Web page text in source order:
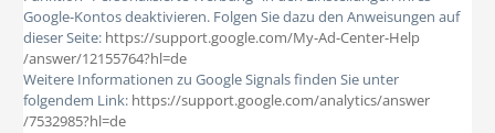
Google-Kontos deaktivieren. Folgen Sie dazu den Anweisungen auf
dieser Seite: https://support.google.com/My-Ad-Center-Help
/answer/12155764?hl=de
Weitere Informationen zu Google Signals finden Sie unter
folgendem Link: https://support.google.com/analytics/answer
/7532985?hl=de